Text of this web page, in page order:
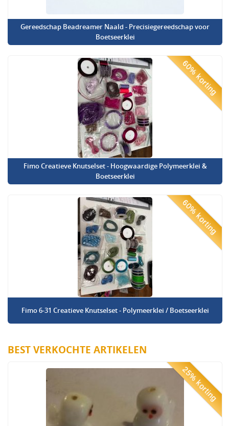
Gereedschap Beadreamer Naald - Precisiegereedschap voor
Boetseerklei
60% korting
Fimo Creatieve Knutselset - Hoogwaardige Polymeerklei &
Boetseerklei
60% korting
Fimo 6-31 Creatieve Knutselset - Polymeerklei / Boetseerklei
BEST VERKOCHTE ARTIKELEN
25% korting